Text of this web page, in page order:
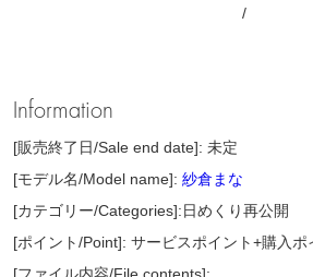
/
Information
[販売終了日/Sale end date]: 未定
[モデル名/Model name]:紗倉まな
[カテゴリー/Categories]:日めくり再公開
[ポイント/Point]: サービスポイント+購入ポ